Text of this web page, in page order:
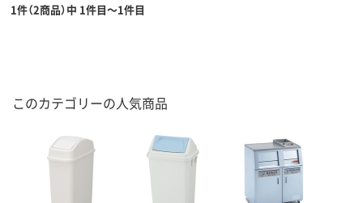
1件（2商品）中 1件目～1件目
このカテゴリーの人気商品